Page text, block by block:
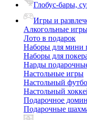
Глобус-бары,
Игры и
Алкогольные
Лото в подарок
Наборы для мини
Наборы для
Нарды
Настольные игры
Настольный
Настольный
Подарочное
Подарочные